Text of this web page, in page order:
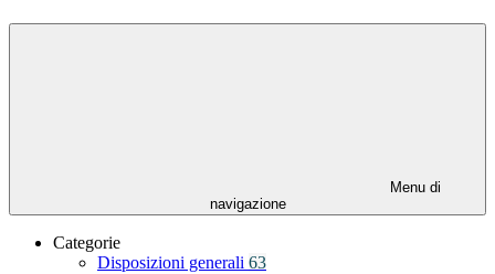
Menu di
navigazione
Categorie
Disposizioni generali 63